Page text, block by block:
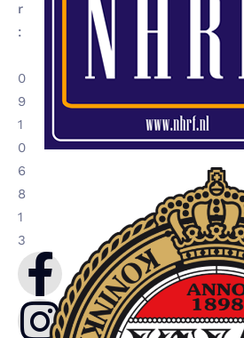
r
:
0
9
1
0
6
8
1
3